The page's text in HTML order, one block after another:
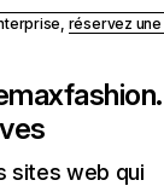
réservez
sites web qui